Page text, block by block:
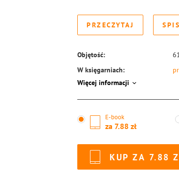
PRZECZYTAJ
Objętość:
W księgarniach:
ISBN:
Więcej informacji
E-book
za 7.88
KUP ZA 7.88